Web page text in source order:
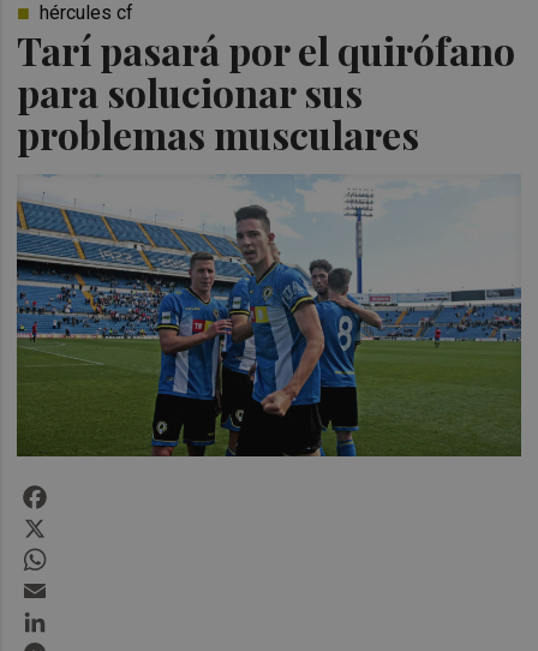
Tarí pasará por el quirófano
para solucionar sus
problemas musculares
hércules cf